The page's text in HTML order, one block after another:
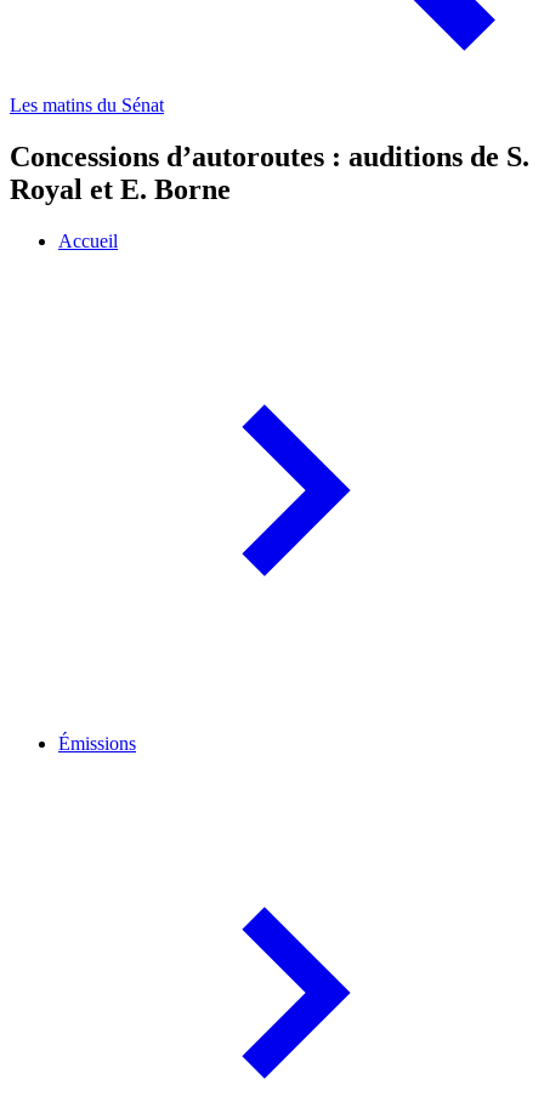
Les matins du Sénat
Concessions d’autoroutes : auditions de S.
Royal et E. Borne
Accueil
Émissions